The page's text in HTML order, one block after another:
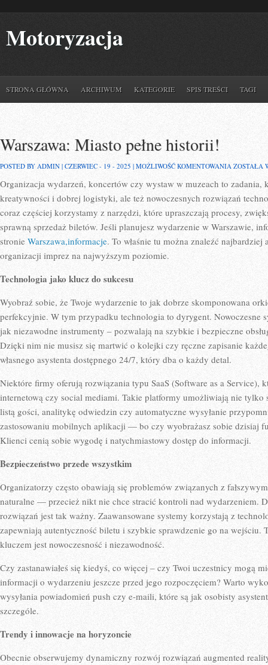
Motoryzacja
STRONA GŁÓWNA ARCHIWUM KATEGORIE SPIS TREŚCI TAGI
Warszawa: Miasto pełne historii!
POSTED BY ADMIN | CZERWIEC - 19 - 2025 | MOŻLIWOŚĆ KOMENTOWANIA
PEŁNE
ZOSTAŁA
Organizacja wydarzeń, koncertów czy wystaw w muzeach to zadania,
kreatywności i dobrej logistyki, ale też nowoczesnych rozwiązań
coraz częściej korzystamy z narzędzi, które upraszczają procesy,
sprawną sprzedaż biletów. Jeśli planujesz wydarzenie w Warszawie,
stronie Warszawa,informacje. To właśnie tu można znaleźć
organizacji imprez na najwyższym poziomie.
Technologia jako klucz do sukcesu
Wyobraź sobie, że Twoje wydarzenie to jak dobrze skomponowana
perfekcyjnie. W tym przypadku technologia to dyrygent. Nowoczesne
jak niezawodne instrumenty – pozwalają na szybkie i bezpieczne
Dzięki nim nie musisz się martwić o kolejki czy ręczne zapisanie
własnego asystenta dostępnego 24/7, który dba o każdy detal.
Niektóre firmy oferują rozwiązania typu SaaS (Software as a Service),
internetową czy social mediami. Takie platformy umożliwiają nie tylko
listą gości, analitykę odwiedzin czy automatyczne wysyłanie
zastosowaniu mobilnych aplikacji — bo czy wyobrażasz sobie dzisiaj
Klienci cenią sobie wygodę i natychmiastowy dostęp do informacji.
Bezpieczeństwo przede wszystkim
Organizatorzy często obawiają się problemów związanych z
naturalne — przecież nikt nie chce stracić kontroli nad wydarzeniem.
rozwiązań jest tak ważny. Zaawansowane systemy korzystają z
zapewniają autentyczność biletu i szybkie sprawdzenie go na
kluczem jest nowoczesność i niezawodność.
Czy zastanawiałeś się kiedyś, co więcej – czy Twoi uczestnicy mogą
informacji o wydarzeniu jeszcze przed jego rozpoczęciem? Warto
wysyłania powiadomień push czy e-maili, które są jak osobisty
szczególe.
Trendy i innowacje na horyzoncie
Obecnie obserwujemy dynamiczny rozwój rozwiązań augmented